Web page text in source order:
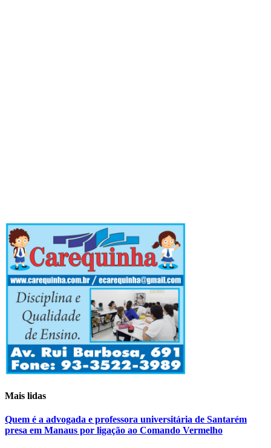
Mais lidas
Quem é a advogada e professora universitária de Santarém
presa em Manaus por ligação ao Comando Vermelho